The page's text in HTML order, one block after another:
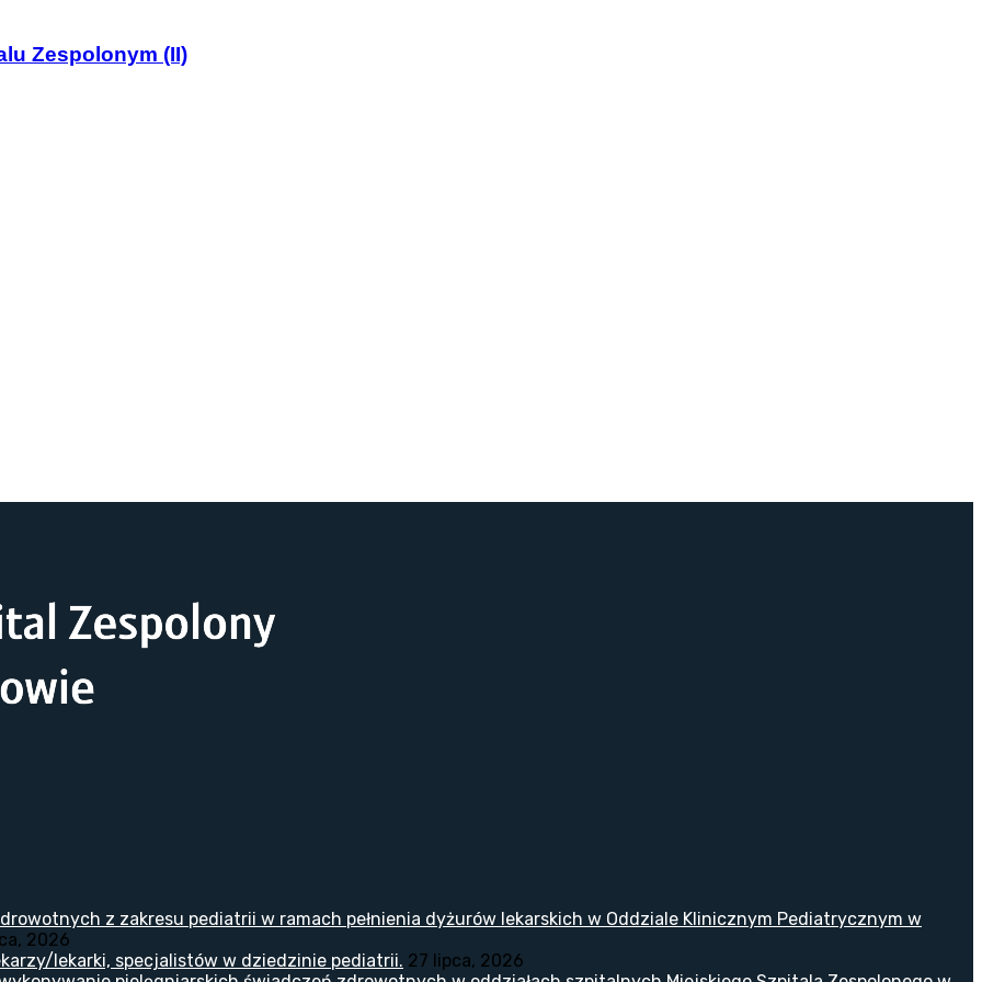
Zespolonym (II)
z zakresu pediatrii w ramach pełnienia dyżurów lekarskich w Oddziale Klinicznym Pediatrycznym w
2026
lekarki, specjalistów w dziedzinie pediatrii. 27 lipca, 2026